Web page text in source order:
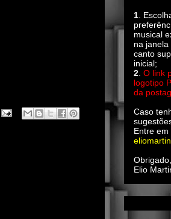
1.
musical
na
canto
inicial;
2. O link
logotipo
da
Caso
Entre
Obrigado,
Elio